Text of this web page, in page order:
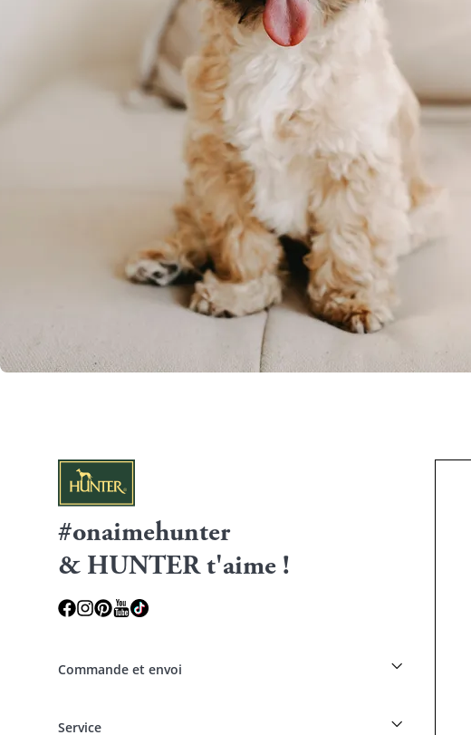
#onaimehunter
& HUNTER t'aime !
Commande et envoi
Service